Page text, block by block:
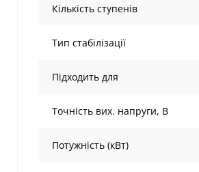
Кількість ступенів
Тип стабілізації
Підходить для
Точність вих. напруги, В
Потужність (кВт)